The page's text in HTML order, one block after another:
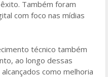
Também foram
com foco nas mídias
técnico também
ao longo dessas
como melhoria